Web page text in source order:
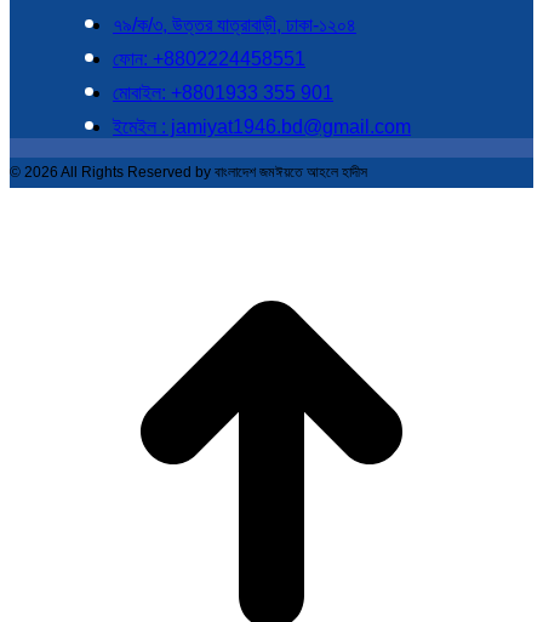
৭৯/ক/৩, উত্তর যাত্রাবাড়ী, ঢাকা-১২০৪
ফোন: +8802224458551
মোবাইল: +8801933 355 901
ইমেইল : jamiyat1946.bd@gmail.com
© 2026 All Rights Reserved by বাংলাদেশ জমঈয়তে আহলে হাদীস